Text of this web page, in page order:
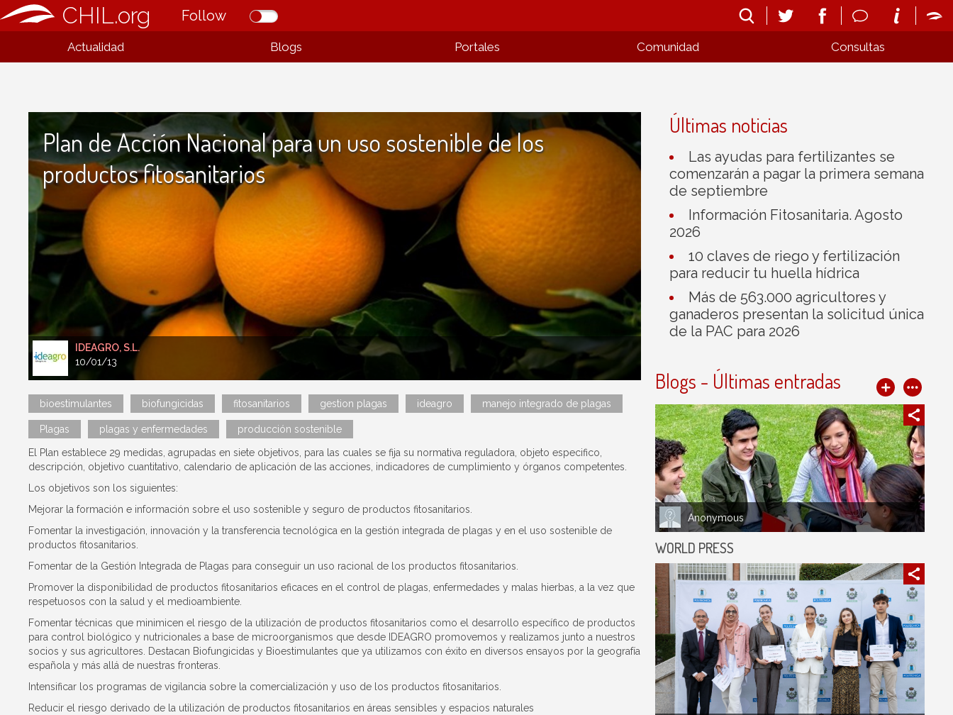
CHIL.org Follow
Actualidad Blogs Portales Comunidad Consultas
IDEAGRO, S.L.
10/01/13
Plan de Acción Nacional para un uso sostenible de los
productos fitosanitarios
bioestimulantes biofungicidas fitosanitarios gestion plagas ideagro manejo integrado de plagas
Plagas plagas y enfermedades producción sostenible
El Plan establece 29 medidas, agrupadas en siete objetivos, para las cuales se fija su normativa reguladora, objeto especifico,
descripción, objetivo cuantitativo, calendario de aplicación de las acciones, indicadores de cumplimiento y órganos competentes.
Los objetivos son los siguientes:
Mejorar la formación e información sobre el uso sostenible y seguro de productos fitosanitarios.
Fomentar la investigación, innovación y la transferencia tecnológica en la gestión integrada de plagas y en el uso sostenible de
productos fitosanitarios.
Fomentar de la Gestión Integrada de Plagas para conseguir un uso racional de los productos fitosanitarios.
Promover la disponibilidad de productos fitosanitarios eficaces en el control de plagas, enfermedades y malas hierbas, a la vez que
respetuosos con la salud y el medioambiente.
Fomentar técnicas que minimicen el riesgo de la utilización de productos fitosanitarios como el desarrollo específico de productos
para control biológico y nutricionales a base de microorganismos que desde IDEAGRO promovemos y realizamos junto a nuestros
socios y sus agricultores. Destacan Biofungicidas y Bioestimulantes que ya utilizamos con éxito en diversos ensayos por la geografía
española y más allá de nuestras fronteras.
Intensificar los programas de vigilancia sobre la comercialización y uso de los productos fitosanitarios.
Reducir el riesgo derivado de la utilización de productos fitosanitarios en áreas sensibles y espacios naturales
Últimas noticias
Las ayudas para fertilizantes se
comenzarán a pagar la primera semana
de septiembre
Información Fitosanitaria. Agosto
2026
10 claves de riego y fertilización
para reducir tu huella hídrica
Más de 563.000 agricultores y
ganaderos presentan la solicitud única
de la PAC para 2026
Blogs - Últimas entradas
Anonymous
WORLD PRESS